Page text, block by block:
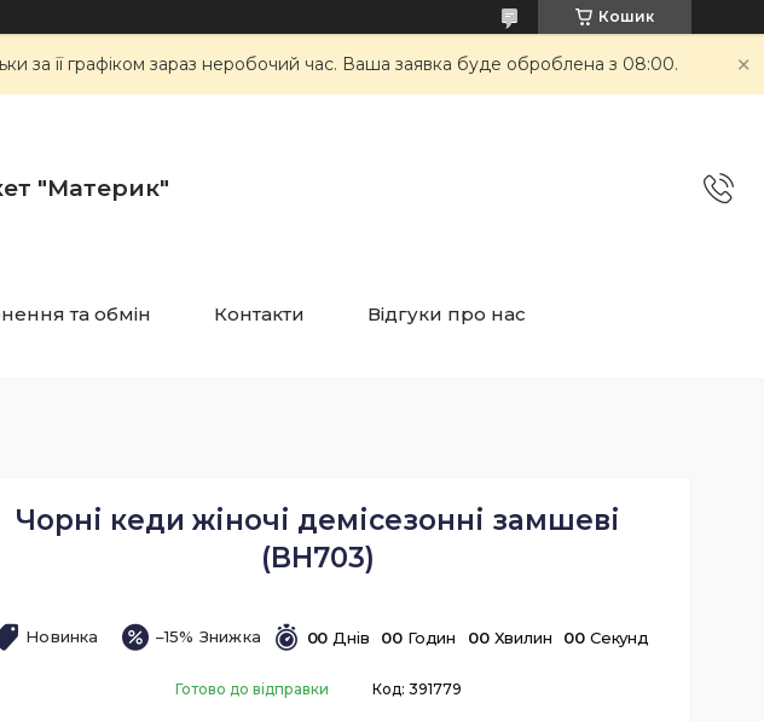
Кошик
за її графіком зараз неробочий час. Ваша заявка буде оброблена з 08:00.
"Материк"
та обмін Контакти Відгуки про нас
Чорні кеди жіночі демісезонні замшеві
(BH703)
Новинка –15% 00 Днів 00 Годин 00 Хвилин 00 Секунд
Готово до відправки Код: 391779